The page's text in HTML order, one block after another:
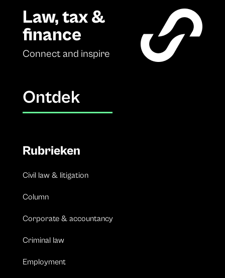
Law, tax &
finance
Connect and inspire
Ontdek
Rubrieken
Civil law & litigation
Column
Corporate & accountancy
Criminal law
Employment